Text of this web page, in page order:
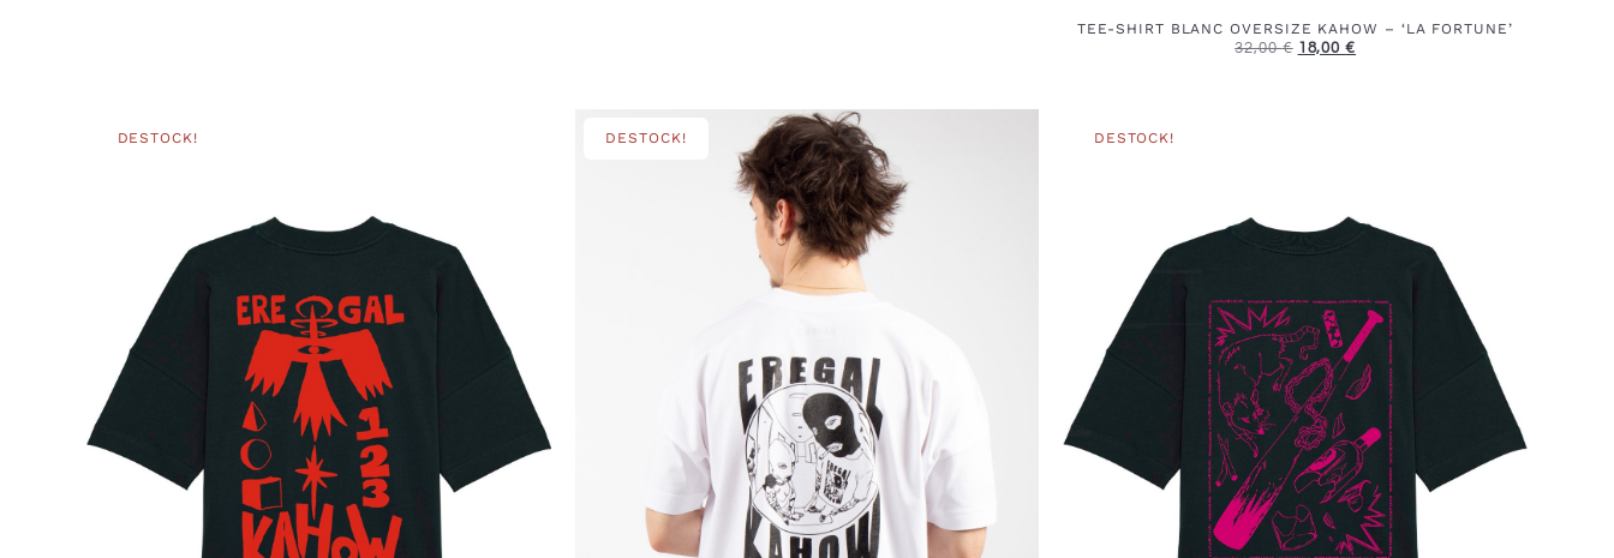
TEE-SHIRT BLANC OVERSIZE KAHOW – ‘LA FORTUNE’
32,00€ 18,00€
DESTOCK! DESTOCK! DESTOCK!